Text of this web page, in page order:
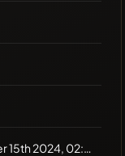
November 15th 2024, 02:00